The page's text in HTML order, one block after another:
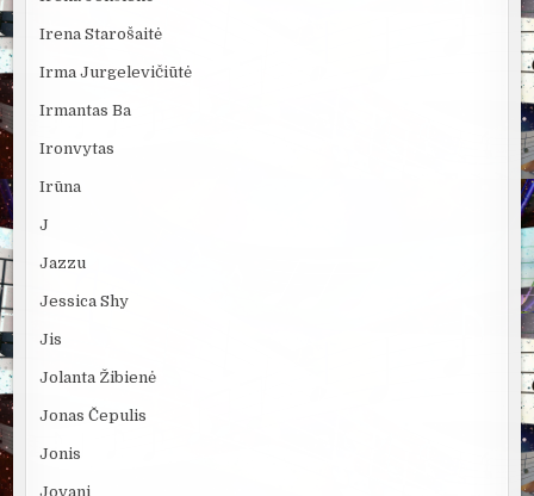
Irena Starošaitė
Irma Jurgelevičiūtė
Irmantas Ba
Ironvytas
Irūna
J
Jazzu
Jessica Shy
Jis
Jolanta Žibienė
Jonas Čepulis
Jonis
Jovani